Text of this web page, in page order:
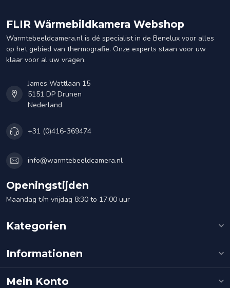
FLIR Wärmebildkamera Webshop
Warmtebeeldcamera.nl is dé specialist in de Benelux voor alles
op het gebied van thermografie. Onze experts staan voor uw
klaar voor al uw vragen.
James Wattlaan 15
5151 DP Drunen
Nederland
+31 (0)416-369474
info@warmtebeeldcamera.nl
Openingstijden
Maandag t/m vrijdag 8:30 to 17:00 uur
Kategorien
Informationen
Mein Konto